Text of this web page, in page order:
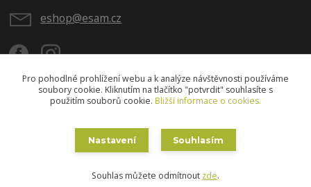
eshop@esam.cz
Vytvořeno na
Eshop-rychle.cz
Pro pohodlné prohlížení webu a k analýze návštěvnosti používáme
soubory cookie. Kliknutím na tlačítko "potvrdit" souhlasíte s
použitím souborů cookie. Bližší informace o cookies.
Nastavení Souhlasím
Souhlas můžete odmítnout zde.